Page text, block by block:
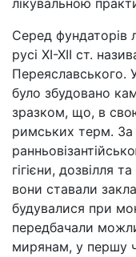
лікувальною
Серед фундаторів
русі ХІ-ХІІ ст.
Переяславського.
було збудовано
зразком, що, в
римських терм.
гігієни, дозвілля
вони ставали
будувалися при
передбачали
мирянам, у першу